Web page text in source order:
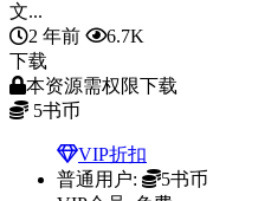
文...
2 年前
6.7K
下载
本资源需权限下载
5书币
VIP折扣
普通用户:
5书币